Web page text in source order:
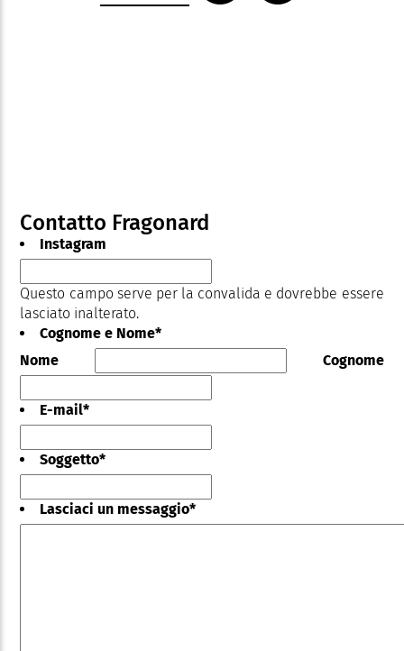
Contatto Fragonard
Instagram
Questo campo serve per la convalida e dovrebbe essere
lasciato inalterato.
Cognome e Nome*
Nome
Cognome
E-mail*
Soggetto*
Lasciaci un messaggio*